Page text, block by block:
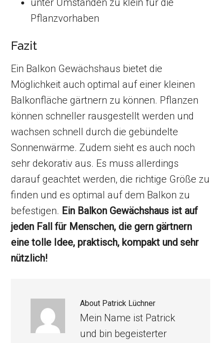
unter Umständen zu klein für die
Pflanzvorhaben
Fazit
Ein Balkon Gewächshaus bietet die
Möglichkeit auch optimal auf einer kleinen
Balkonfläche gärtnern zu können. Pflanzen
können schneller rausgestellt werden und
wachsen schnell durch die gebündelte
Sonnenwärme. Zudem sieht es auch noch
sehr dekorativ aus. Es muss allerdings
darauf geachtet werden, die richtige Größe zu
finden und es optimal auf dem Balkon zu
befestigen. Ein Balkon Gewächshaus ist auf
jeden Fall für Menschen, die gern gärtnern
eine tolle Idee, praktisch, kompakt und sehr
nützlich!
About Patrick Lüchner
Mein Name ist Patrick
und bin begeisterter